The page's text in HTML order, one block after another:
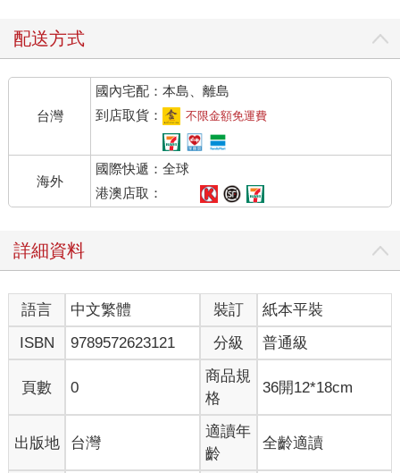
配送方式
台灣
國內宅配：本島、離島
到店取貨：
不限金額免運費
海外
國際快遞：全球
港澳店取：
詳細資料
語言 中文繁體 裝訂
紙本平裝
ISBN
9789572623121 分級 普通級
頁數 0
商品規
格
36開12*18cm
出版地 台灣
適讀年
齡
全齡適讀